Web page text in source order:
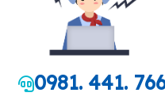
0981. 441.